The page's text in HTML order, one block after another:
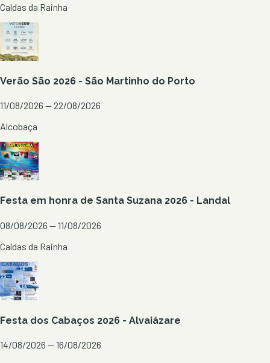
Caldas da Rainha
Verão São 2026 - São Martinho do Porto
11/08/2026 — 22/08/2026
Alcobaça
Festa em honra de Santa Suzana 2026 - Landal
08/08/2026 — 11/08/2026
Caldas da Rainha
Festa dos Cabaços 2026 - Alvaiázare
14/08/2026 — 16/08/2026